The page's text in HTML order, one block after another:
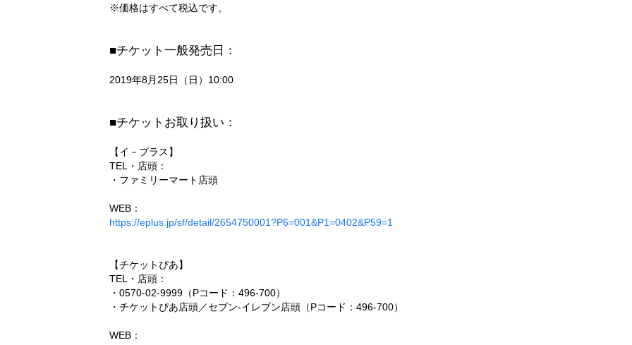
※価格はすべて税込です。
■チケット一般発売日：
2019年8月25日（日）10:00
■チケットお取り扱い：
【イ－プラス】
TEL・店頭：
・ファミリーマート店頭
WEB：
https://eplus.jp/sf/detail/2654750001?P6=001&P1=0402&P59=1
【チケットぴあ】
TEL・店頭：
・0570-02-9999（Pコード：496-700）
・チケットぴあ店頭／セブン-イレブン店頭（Pコード：496-700）
WEB：